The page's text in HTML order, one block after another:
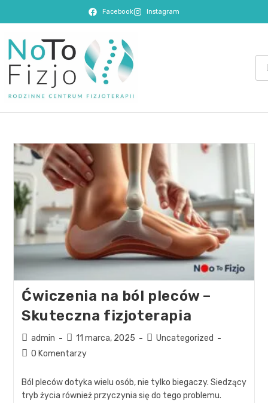
Facebook Instagram
Ćwiczenia na ból pleców –
Skuteczna fizjoterapia
admin 11 marca, 2025
Uncategorized
0 Komentarzy
Ból pleców dotyka wielu osób, nie tylko biegaczy. Siedzący
tryb życia również przyczynia się do tego problemu.